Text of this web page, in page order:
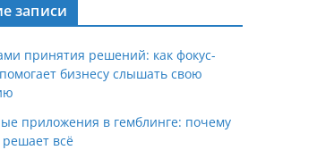
записи
принятия решений: как фокус-
бизнесу слышать свою
приложения в гемблинге: почему
решает всё